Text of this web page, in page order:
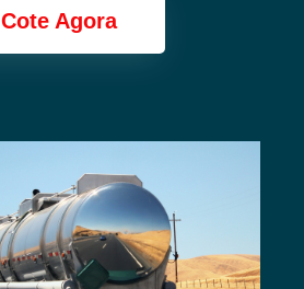
Cote Agora